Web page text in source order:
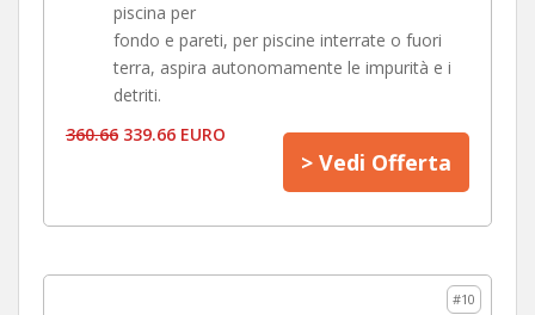
piscina per
fondo e pareti, per piscine interrate o fuori
terra, aspira autonomamente le impurità e i
detriti.
360.66 339.66 EURO
> Vedi Offerta
#10